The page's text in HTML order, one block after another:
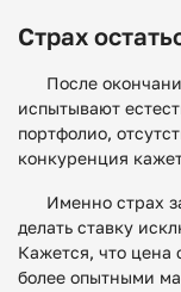
Страх
После
испытывают
портфолио,
конкуренция
Именно страх
делать ставку
Кажется, что цена
более опытными